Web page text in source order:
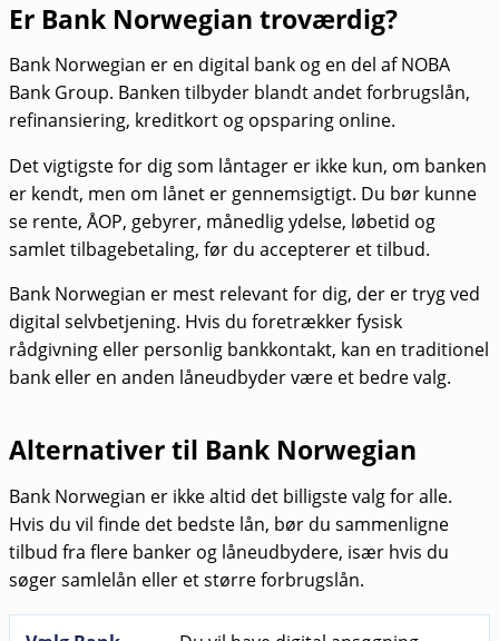
Er Bank Norwegian troværdig?
Bank Norwegian er en digital bank og en del af NOBA
Bank Group. Banken tilbyder blandt andet forbrugslån,
refinansiering, kreditkort og opsparing online.
Det vigtigste for dig som låntager er ikke kun, om banken
er kendt, men om lånet er gennemsigtigt. Du bør kunne
se rente, ÅOP, gebyrer, månedlig ydelse, løbetid og
samlet tilbagebetaling, før du accepterer et tilbud.
Bank Norwegian er mest relevant for dig, der er tryg ved
digital selvbetjening. Hvis du foretrækker fysisk
rådgivning eller personlig bankkontakt, kan en traditionel
bank eller en anden låneudbyder være et bedre valg.
Alternativer til Bank Norwegian
Bank Norwegian er ikke altid det billigste valg for alle.
Hvis du vil finde det bedste lån, bør du sammenligne
tilbud fra flere banker og låneudbydere, især hvis du
søger samlelån eller et større forbrugslån.